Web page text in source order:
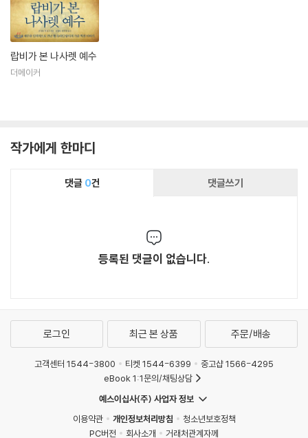
랍비가 본 나사렛 예수
더메이커
작가에게 한마디
댓글 0건 댓글쓰기
등록된 댓글이 없습니다.
로그인 최근 본 상품 주문/배송
고객센터 1544-3800 티켓 1544-6399
중고샵 1566-4295
eBook 1:1문의/채팅상담
예스이십사(주) 사업자 정보
이용약관
개인정보처리방침
청소년보호정책
PC버전
회사소개 거래처관계자께